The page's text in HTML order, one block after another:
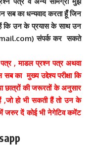
सब का धन्यवाद करता हूँ जिन
कि उन के प्रयास के साथ उन
संपर्क कर सकते
पत्र , माडल प्रश्न पत्र अथवा
का मुख्य उद्देश्य परीक्षा कि
छात्रों की जरूरतों के अनुसार
हो भी सकती हैं तो उन के
जरुर दें कोई भी नेगेटिव कमेंट